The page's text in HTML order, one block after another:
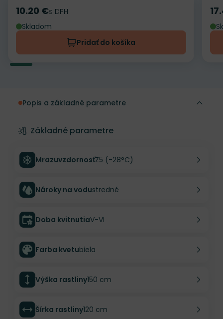
Cena
10.20 €s DPH
Skladom
Pridať do košíka
Popis a základné parametre
Základné parametre
MrazuvzdornosťZ5 (-28°C)
Nároky na vodustredné
Doba kvitnutiaV-VI
Farba kvetubiela
Výška rastliny150 cm
Šírka rastliny120 cm